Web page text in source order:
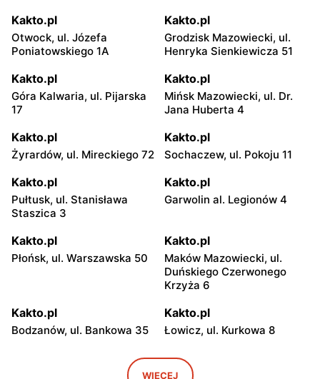
Kakto.pl
Otwock, ul. Józefa
Poniatowskiego 1A
Kakto.pl
Grodzisk Mazowiecki, ul.
Henryka Sienkiewicza 51
Kakto.pl
Góra Kalwaria, ul. Pijarska
17
Kakto.pl
Mińsk Mazowiecki, ul. Dr.
Jana Huberta 4
Kakto.pl
Żyrardów, ul. Mireckiego 72
Kakto.pl
Sochaczew, ul. Pokoju 11
Kakto.pl
Pułtusk, ul. Stanisława
Staszica 3
Kakto.pl
Garwolin al. Legionów 4
Kakto.pl
Płońsk, ul. Warszawska 50
Kakto.pl
Maków Mazowiecki, ul.
Duńskiego Czerwonego
Krzyża 6
Kakto.pl
Bodzanów, ul. Bankowa 35
Kakto.pl
Łowicz, ul. Kurkowa 8
Głowno, ul. Łowicka 50
Kakto.pl
Ryki, ul. Stanisława
WIĘCEJ